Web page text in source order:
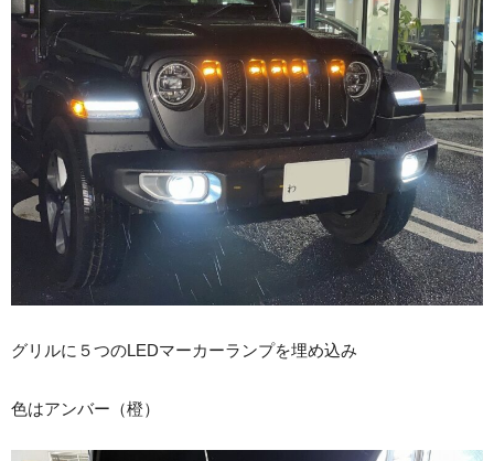
グリルに５つのLEDマーカーランプを埋め込み
色はアンバー（橙）